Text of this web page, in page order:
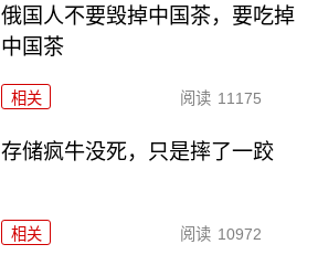
俄国人不要毁掉中国茶，要吃掉
中国茶
相关 阅读 11175
存储疯牛没死，只是摔了一跤
相关 阅读 10972